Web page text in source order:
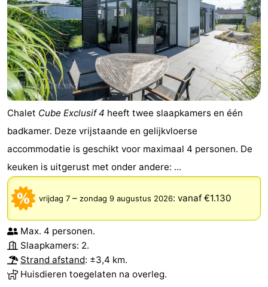
Chalet Cube Exclusif 4 heeft twee slaapkamers en één
badkamer. Deze vrijstaande en gelijkvloerse
accommodatie is geschikt voor maximaal 4 personen. De
keuken is uitgerust met onder andere: ...
vrijdag 7 – zondag 9 augustus 2026: vanaf €1.130
Max. 4 personen.
Slaapkamers: 2.
Strand afstand: ±3,4 km.
Huisdieren toegelaten na overleg.